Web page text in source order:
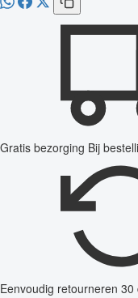
Gratis bezorging Bij
Eenvoudig retourneren 30